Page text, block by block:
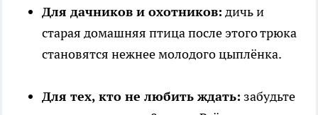
Для дачников и охотников: дичь и
старая домашняя птица после этого трюка
становятся нежнее молодого цыплёнка.
Для тех, кто не любить ждать: забудьте